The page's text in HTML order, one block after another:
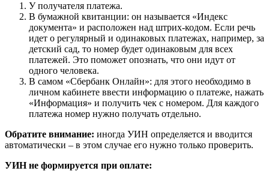
У получателя платежа.
В бумажной квитанции: он называется «Индекс
документа» и расположен над штрих-кодом. Если речь
идет о регулярный и одинаковых платежах, например, за
детский сад, то номер будет одинаковым для всех
платежей. Это поможет опознать, что они идут от
одного человека.
В самом «Сбербанк Онлайн»: для этого необходимо в
личном кабинете ввести информацию о платеже, нажать
«Информация» и получить чек с номером. Для каждого
платежа номер нужно получать отдельно.
Обратите внимание: иногда УИН определяется и вводится
автоматически – в этом случае его нужно только проверить.
УИН не формируется при оплате: